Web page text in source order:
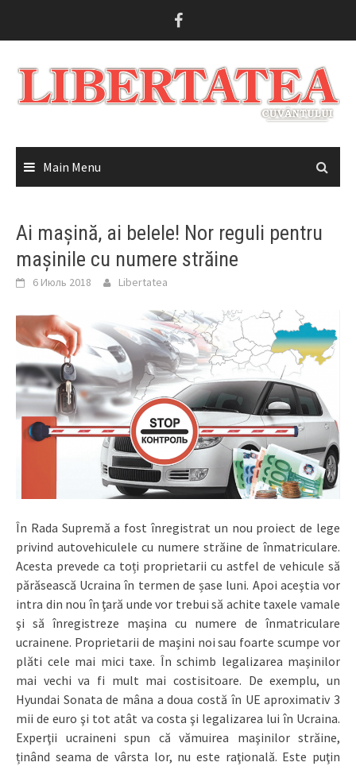
Main Menu
Ai mașină, ai belele! Nor reguli pentru
mașinile cu numere străine
6 Июль 2018 Libertatea
În Rada Supremă a fost înregistrat un nou proiect de lege
privind autovehiculele cu numere străine de înmatriculare.
Acesta prevede ca toți proprietarii cu astfel de vehicule să
părăsească Ucraina în termen de șase luni. Apoi aceştia vor
intra din nou în ţară unde vor trebui să achite taxele vamale
şi să înregistreze maşina cu numere de înmatriculare
ucrainene. Proprietarii de maşini noi sau foarte scumpe vor
plăti cele mai mici taxe. În schimb legalizarea maşinilor
mai vechi va fi mult mai costisitoare. De exemplu, un
Hyundai Sonata de mâna a doua costă în UE aproximativ 3
mii de euro şi tot atât va costa şi legalizarea lui în Ucraina.
Experţii ucraineni spun că vămuirea maşinilor străine,
ținând seama de vârsta lor, nu este raţională. Este puţin